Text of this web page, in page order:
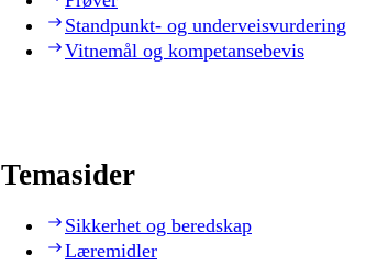
Standpunkt- og underveisvurdering
Vitnemål og kompetansebevis
Temasider
Sikkerhet og beredskap
Læremidler